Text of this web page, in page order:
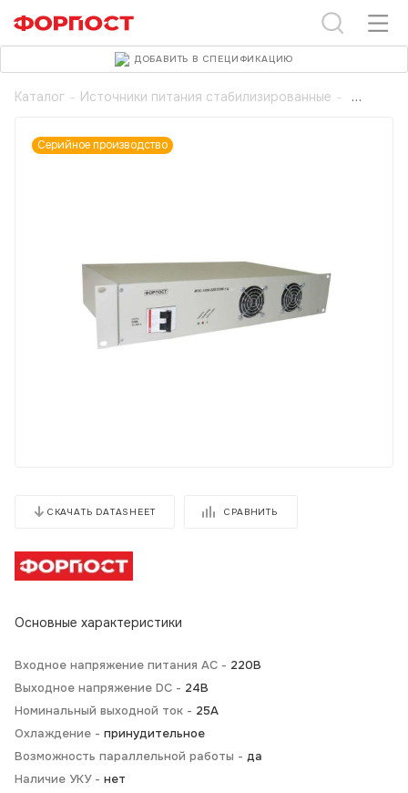
Каталог - Источники питания стабилизированные -
Серийное производство
СКАЧАТЬ DATASHEET СРАВНИТЬ
Основные характеристики
Входное напряжение питания AC - 220В
Выходное напряжение DC - 24В
Номинальный выходной ток - 25А
Охлаждение - принудительное
Возможность параллельной работы - да
Наличие УКУ - нет
ДОБАВИТЬ В СПЕЦИФИКАЦИЮ